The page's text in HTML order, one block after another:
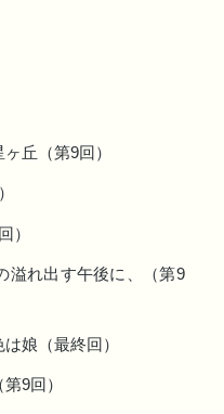
丘（第9回）
）
れ出す午後に、（第9
娘（最終回）
9回）